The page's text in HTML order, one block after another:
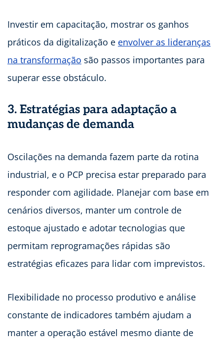
Investir em capacitação, mostrar os ganhos
práticos da digitalização e envolver as lideranças
na transformação são passos importantes para
superar esse obstáculo.
3. Estratégias para adaptação a
mudanças de demanda
Oscilações na demanda fazem parte da rotina
industrial, e o PCP precisa estar preparado para
responder com agilidade. Planejar com base em
cenários diversos, manter um controle de
estoque ajustado e adotar tecnologias que
permitam reprogramações rápidas são
estratégias eficazes para lidar com imprevistos.
Flexibilidade no processo produtivo e análise
constante de indicadores também ajudam a
manter a operação estável mesmo diante de